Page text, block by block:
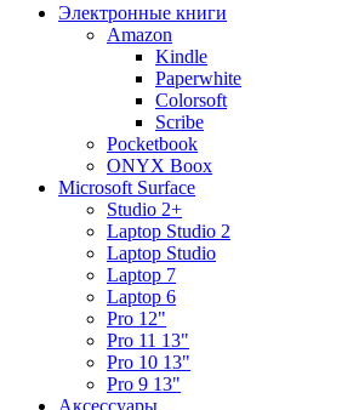
Электронные книги
Amazon
Kindle
Paperwhite
Colorsoft
Scribe
Pocketbook
ONYX Boox
Microsoft Surface
Studio 2+
Laptop Studio 2
Laptop Studio
Laptop 7
Laptop 6
Pro 12"
Pro 11 13"
Pro 10 13"
Pro 9 13"
Аксессуары